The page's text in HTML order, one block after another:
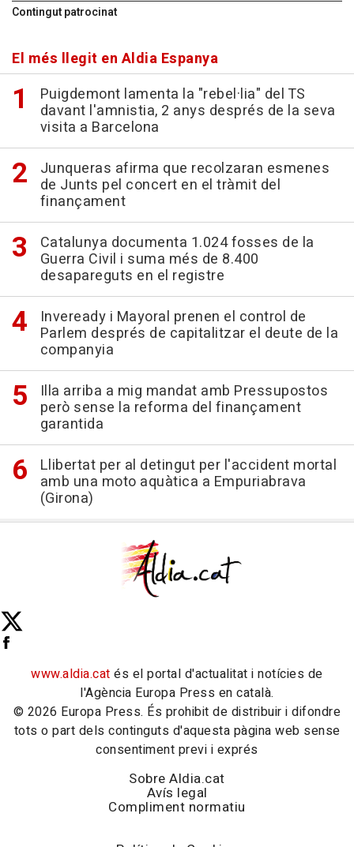
Contingut patrocinat
El més llegit en Aldia Espanya
Puigdemont lamenta la "rebel·lia" del TS
davant l'amnistia, 2 anys després de la seva
visita a Barcelona
Junqueras afirma que recolzaran esmenes
de Junts pel concert en el tràmit del
finançament
Catalunya documenta 1.024 fosses de la
Guerra Civil i suma més de 8.400
desapareguts en el registre
Inveready i Mayoral prenen el control de
Parlem després de capitalitzar el deute de la
companyia
Illa arriba a mig mandat amb Pressupostos
però sense la reforma del finançament
garantida
Llibertat per al detingut per l'accident mortal
amb una moto aquàtica a Empuriabrava
(Girona)
www.aldia.cat és el portal d'actualitat i notícies de
l'Agència Europa Press en català.
© 2026 Europa Press. És prohibit de distribuir i difondre
tots o part dels continguts d'aquesta pàgina web sense
consentiment previ i exprés
Sobre Aldia.cat
Avís legal
Compliment normatiu